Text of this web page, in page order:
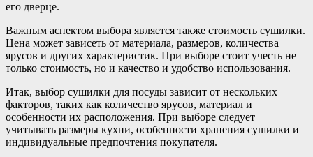
его дверце.
Важным аспектом выбора является также стоимость сушилки.
Цена может зависеть от материала, размеров, количества
ярусов и других характеристик. При выборе стоит учесть не
только стоимость, но и качество и удобство использования.
Итак, выбор сушилки для посуды зависит от нескольких
факторов, таких как количество ярусов, материал и
особенности их расположения. При выборе следует
учитывать размеры кухни, особенности хранения сушилки и
индивидуальные предпочтения покупателя.